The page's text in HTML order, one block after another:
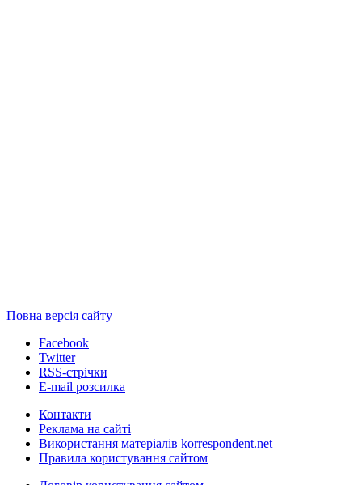
Повна версія сайту
Facebook
Twitter
RSS-стрічки
E-mail розсилка
Контакти
Реклама на сайті
Використання матеріалів korrespondent.net
Правила користування сайтом